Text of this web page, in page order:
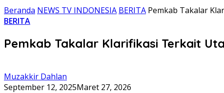
Beranda NEWS TV INDONESIA BERITA Pemkab Takalar
BERITA
Pemkab Takalar Klarifikasi Terkait
Muzakkir Dahlan
September 12, 2025Maret 27, 2026